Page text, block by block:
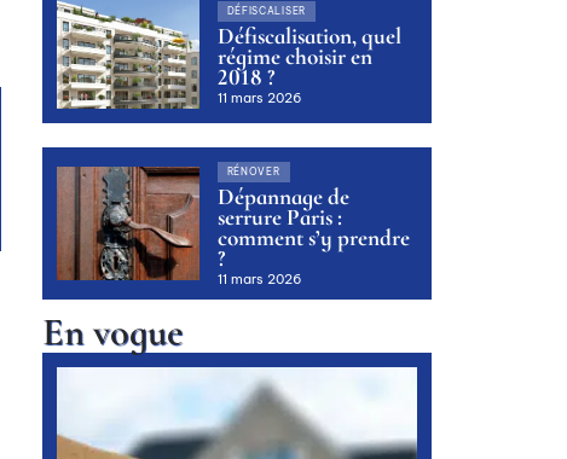
DÉFISCALISER
Défiscalisation, quel
régime choisir en
2018 ?
11 mars 2026
RÉNOVER
Dépannage de
serrure Paris :
comment s’y prendre
?
11 mars 2026
En vogue